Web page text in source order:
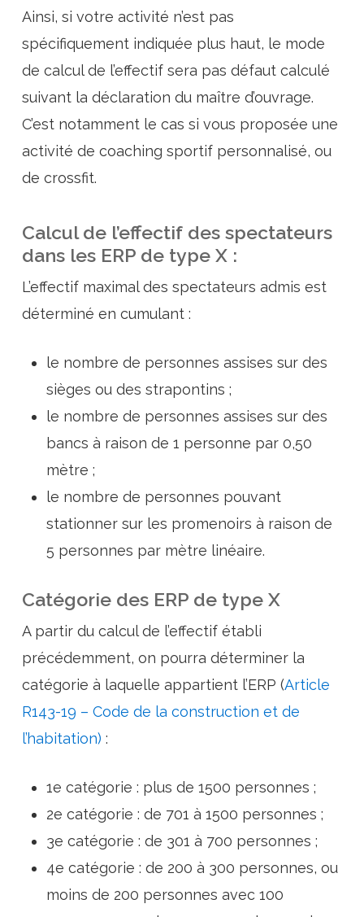
Ainsi, si votre activité n’est pas
spécifiquement indiquée plus haut, le mode
de calcul de l’effectif sera pas défaut calculé
suivant la déclaration du maître d’ouvrage.
C’est notamment le cas si vous proposée une
activité de coaching sportif personnalisé, ou
de crossfit.
Calcul de l’effectif des spectateurs
dans les ERP de type X :
L’effectif maximal des spectateurs admis est
déterminé en cumulant :
le nombre de personnes assises sur des
sièges ou des strapontins ;
le nombre de personnes assises sur des
bancs à raison de 1 personne par 0,50
mètre ;
le nombre de personnes pouvant
stationner sur les promenoirs à raison de
5 personnes par mètre linéaire.
Catégorie des ERP de type X
A partir du calcul de l’effectif établi
précédemment, on pourra déterminer la
catégorie à laquelle appartient l’ERP (Article
R143-19 – Code de la construction et de
l’habitation) :
1e catégorie : plus de 1500 personnes ;
2e catégorie : de 701 à 1500 personnes ;
3e catégorie : de 301 à 700 personnes ;
4e catégorie : de 200 à 300 personnes, ou
moins de 200 personnes avec 100